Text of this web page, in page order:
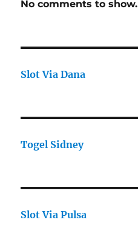
No comments to show.
Slot Via Dana
Togel Sidney
Slot Via Pulsa